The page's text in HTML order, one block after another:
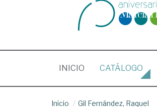
INICIO (CURRENT)
CATÁLOGO
Inicio Gil Fernández, Raquel